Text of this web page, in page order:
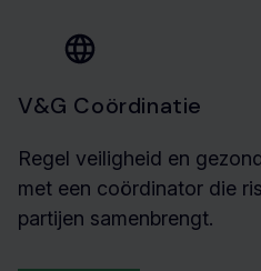
V&G Coördinatie
Regel veiligheid en
met een coördinator die
partijen samenbrengt.